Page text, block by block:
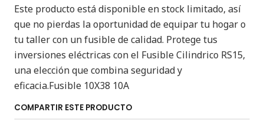
Este producto está disponible en stock limitado, así
que no pierdas la oportunidad de equipar tu hogar o
tu taller con un fusible de calidad. Protege tus
inversiones eléctricas con el Fusible Cilindrico RS15,
una elección que combina seguridad y
eficacia.Fusible 10X38 10A
COMPARTIR ESTE PRODUCTO